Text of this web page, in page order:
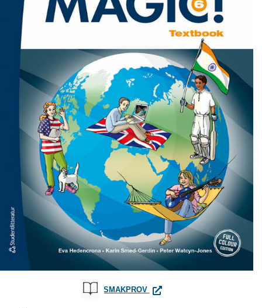
SMAKPROV MAGIC! 6 ELEVPAKET -